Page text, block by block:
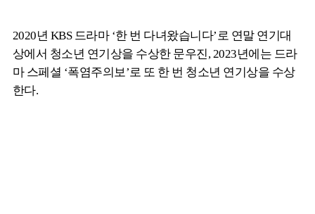
2020년 KBS 드라마 ‘한 번 다녀왔습니다’로 연말 연기대
상에서 청소년 연기상을 수상한 문우진, 2023년에는 드라
마 스페셜 ‘폭염주의보’로 또 한 번 청소년 연기상을 수상
한다.